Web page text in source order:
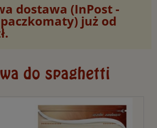
dostawa (InPost -
już od
do spaghetti